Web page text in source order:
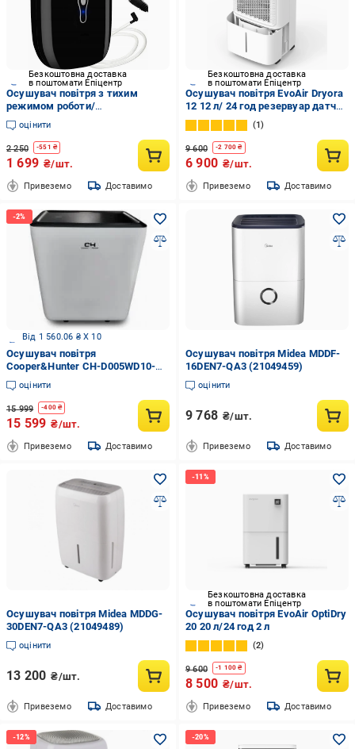
Безкоштовна доставка
в поштомати Епіцентр
Осушувач повітря з тихим
режимом роботи/
енергоефективний із шлангом
знищує бактерії/плісняву/
грибки (45290642)
оцінити
2 250 -551 ₴
1 699 ₴/шт.
Привеземо Доставимо
Безкоштовна доставка
в поштомати Епіцентр
Осушувач повітря EvoAir Dryora
12 12 л/ 24 год резервуар датчик
вологості 1,6 л (evoairDryora12)
1
9 600 -2 700 ₴
6 900 ₴/шт.
Привеземо Доставимо
Від 1 560.06 ₴ X 10
Осушувач повітря
Cooper&Hunter CH-D005WD10-
12LD UWF
оцінити
15 999 -400 ₴
15 599 ₴/шт.
Привеземо Доставимо
Осушувач повітря Midea MDDF-
16DEN7-QA3 (21049459)
оцінити
9 768 ₴/шт.
Привеземо Доставимо
Осушувач повітря Midea MDDG-
30DEN7-QA3 (21049489)
оцінити
13 200 ₴/шт.
Привеземо Доставимо
Безкоштовна доставка
в поштомати Епіцентр
Осушувач повітря EvoAir OptiDry
20 20 л/24 год 2 л
2
9 600 -1 100 ₴
8 500 ₴/шт.
Привеземо Доставимо